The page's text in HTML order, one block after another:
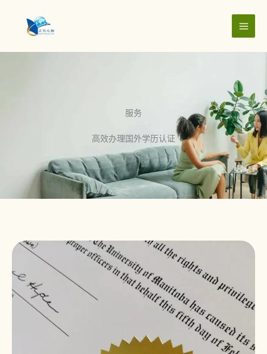
content
服务
高效办理国外学历认证